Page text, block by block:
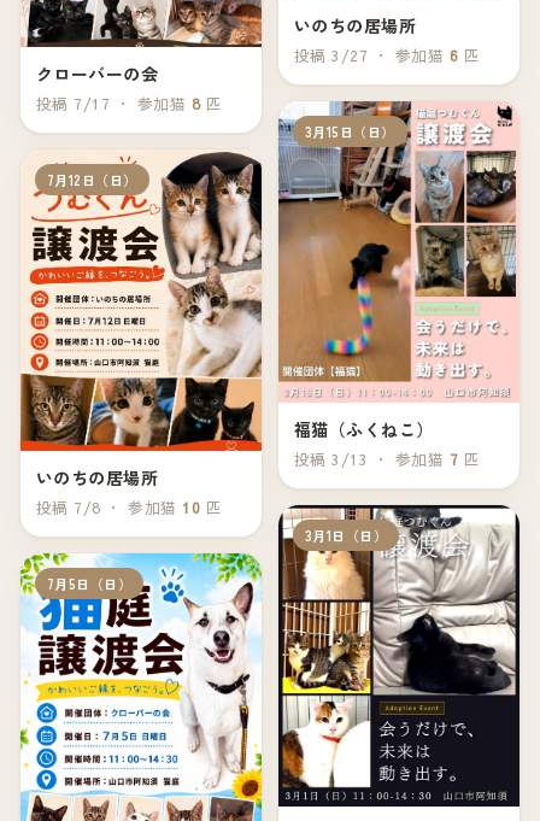
クローバーの会
投稿 7/17 ・ 参加猫 8匹
7月12日（日）
いのちの居場所
投稿 7/8 ・ 参加猫 10 匹
7月5日（日）
いのちの居場所
投稿 3/27 ・ 参加猫 6 匹
3月15日（日）
福猫（ふくねこ）
投稿 3/13 ・ 参加猫 7 匹
3月1日（日）